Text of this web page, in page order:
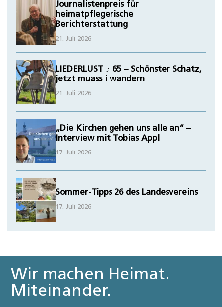
Journalistenpreis für
heimatpflegerische
Berichterstattung
21. Juli 2026
LIEDERLUST ♪ 65 – Schönster Schatz,
jetzt muass i wandern
21. Juli 2026
„Die Kirchen gehen uns alle an“ –
Interview mit Tobias Appl
17. Juli 2026
Sommer-Tipps 26 des Landesvereins
17. Juli 2026
Wir machen Heimat.
Miteinander.